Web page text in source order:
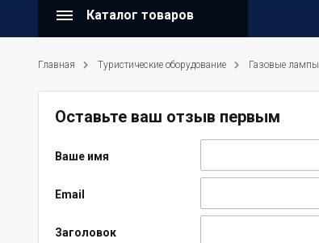
Каталог товаров
Главная Туристические оборудование Газовые лампы
Оставьте ваш отзыв первым
Ваше имя
Email
Заголовок